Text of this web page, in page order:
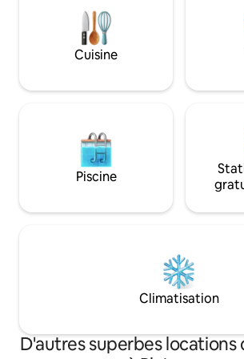
Cuisine
Piscine
Climatisation
D'autres superbes locations